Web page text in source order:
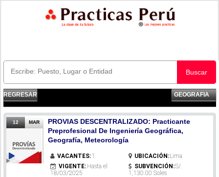
Buscar
REGRESAR GEOGRAFIA
12 MAR
PROVIAS DESCENTRALIZADO: Practicante
Preprofesional De Ingeniería Geográfica,
Geografía, Meteorología
VACANTES: 1 UBICACIÓN:Lima
VIGENTE: Hasta el
18/03/2025
SUBVENCIÓN:S/.
1,130.00 Soles